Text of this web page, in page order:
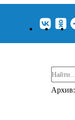
Архив: